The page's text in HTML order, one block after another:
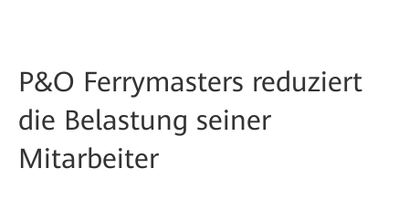
P&O Ferrymasters reduziert
die Belastung seiner
Mitarbeiter